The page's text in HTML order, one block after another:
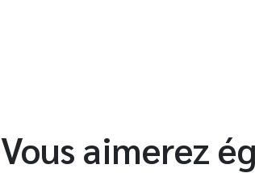
Vous aimerez